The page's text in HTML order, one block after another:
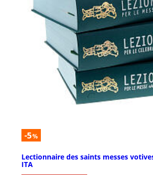
-5%
Lectionnaire des saints messes
ITA